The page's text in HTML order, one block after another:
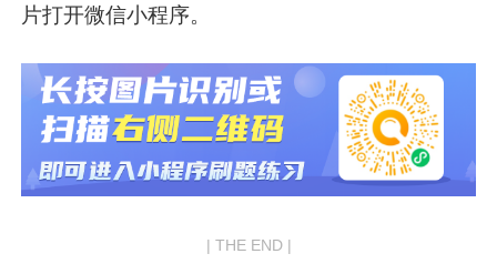
片打开微信小程序。
| THE END |